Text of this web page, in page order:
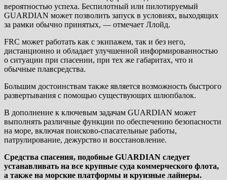
вероятностью успеха. Беспилотный или пилотируемый
GUARDIAN может позволить запуск в условиях, выходящих
за рамки обычно принятых, — отмечает Ллойд.
FRC может работать как с экипажем, так и без него,
дистанционно и обладает улучшенной информированностью
о ситуации при спасении, при тех же габаритах, что и
обычные плавсредства.
Большим достоинствам также является возможность быстрого
развертывания с помощью существующих шлюпбалок.
В дополнение к ключевым задачам GUARDIAN может
выполнять различные функции по обеспечению безопасности
на море, включая поисково-спасательные работы,
патрулирование, дежурство и восстановление.
Средства спасения, подобные GUARDIAN следует
устанавливать на все крупные суда коммерческого флота,
а также на морские платформы и круизные лайнеры.